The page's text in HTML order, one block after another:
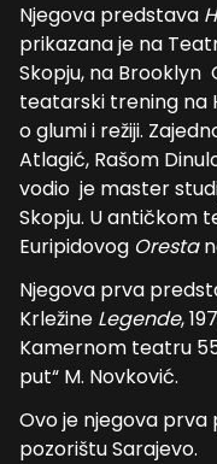
Njegova predstava
prikazana je na
Skopju, na Brooklyn
teatarski trening na
o glumi i režiji.
Atlagić, Rašom
vodio je master
Skopju. U antičkom
Euripidovog Oresta
Njegova prva
Krležine Legende,
Kamernom teatru
put“ M. Novković.
Ovo je njegova
pozorištu Sarajevo.